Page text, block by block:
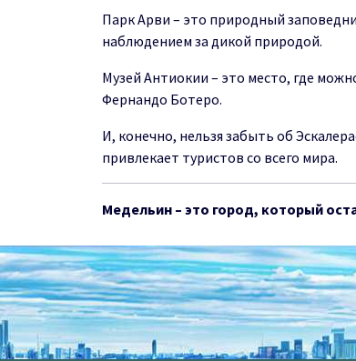
Парк Арви – это природный
наблюдением за дикой природой.
Музей Антиокии – это место, где
Фернандо Ботеро.
И, конечно, нельзя забыть об
привлекает туристов со всего мира.
Медельин – это город, который